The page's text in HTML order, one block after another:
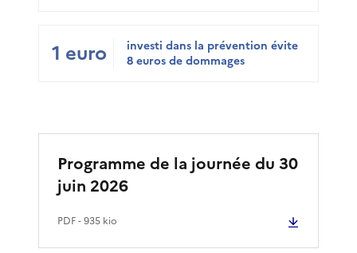
1 euro
investi dans la prévention évite
8 euros de dommages
Programme de la journée du 30
juin 2026
PDF- 935 kio